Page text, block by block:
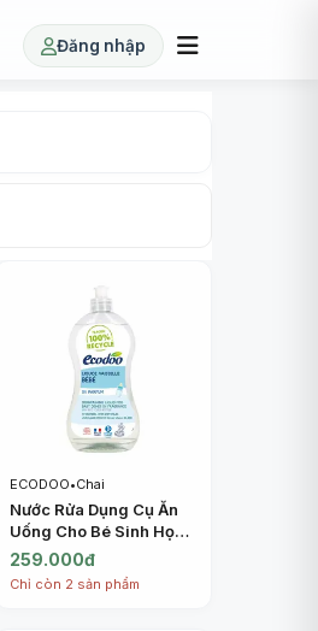
Đăng nhập
ECODOO•Chai
Nước Rửa Dụng Cụ Ăn
Uống Cho Bé Sinh Học,
Dishwashing Liquid for
Baby Dishes, 0%
Fragrance (500ml) -
259.000đ
Chỉ còn 2 sản phẩm